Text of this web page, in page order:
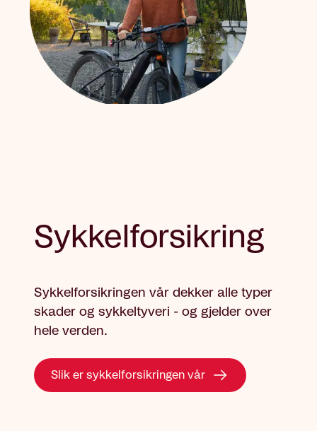
Sykkelforsikring
Sykkelforsikringen vår dekker alle typer
skader og sykkeltyveri - og gjelder over
hele verden.
Slik er sykkelforsikringen vår